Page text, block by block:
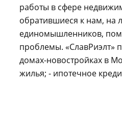
работы в сфере
обратившиеся к нам, на
единомышленников,
проблемы. «СлавРиэлт»
домах-новостройках в
жилья; - ипотечное